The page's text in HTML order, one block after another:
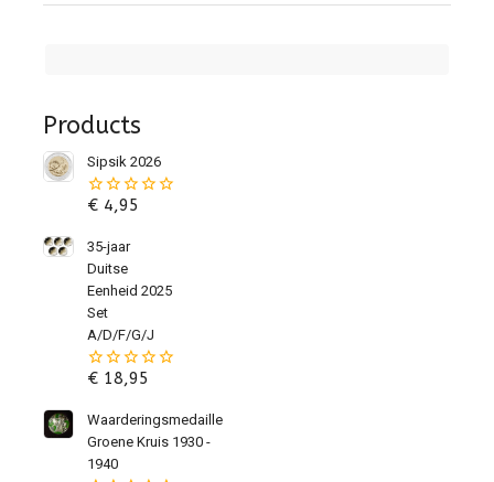
Products
Sipsik 2026
0
de
€4,95
35-jaar
Duitse
Eenheid 2025
Set
A/D/F/G/J
0
de
€18,95
Waarderingsmedaille
Groene Kruis 1930 -
1940